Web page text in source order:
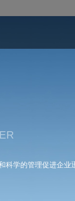
科学的管理促进企业